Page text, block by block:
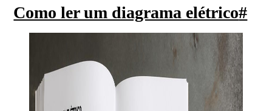
Como ler um diagrama elétrico#